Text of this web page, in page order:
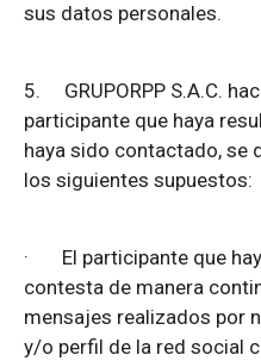
sus datos personales.
5. GRUPORPP S.A.C.
participante que haya
haya sido contactado, se
los siguientes supuestos:
· El participante que
contesta de manera
mensajes realizados por
y/o perfil de la red social